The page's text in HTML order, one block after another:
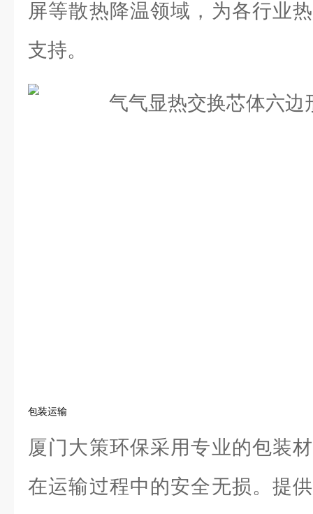
屏等散热降温领域，为各行业
支持。
包装运输
厦门大策环保采用专业的包装
在运输过程中的安全无损。提